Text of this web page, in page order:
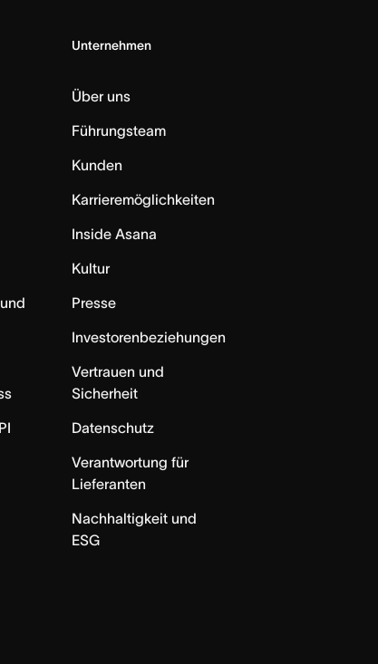
Unternehmen
Über uns
Führungsteam
Kunden
Karrieremöglichkeiten
Inside Asana
Kultur
Presse
Investorenbeziehungen
Vertrauen und
Sicherheit
Datenschutz
Verantwortung für
Lieferanten
Nachhaltigkeit und
ESG